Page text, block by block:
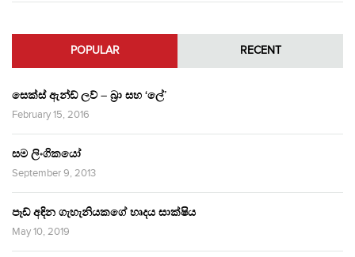
POPULAR RECENT
සෙක්ස් ඇන්ඩ් ලව් – බ්‍රා සහ ‘ලේ’
February 15, 2016
සම ලිංගිකයෝ
September 9, 2013
පෑඩ් අඳින ගැහැනියකගේ හෘදය සාක්ෂිය
May 10, 2019